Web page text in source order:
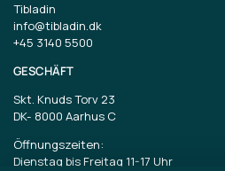
Tibladin
info@tibladin.dk
+45 3140 5500
GESCHÄFT
Skt. Knuds Torv 23
DK- 8000 Aarhus C
Öffnungszeiten:
Dienstag bis Freitag 11-17 Uhr